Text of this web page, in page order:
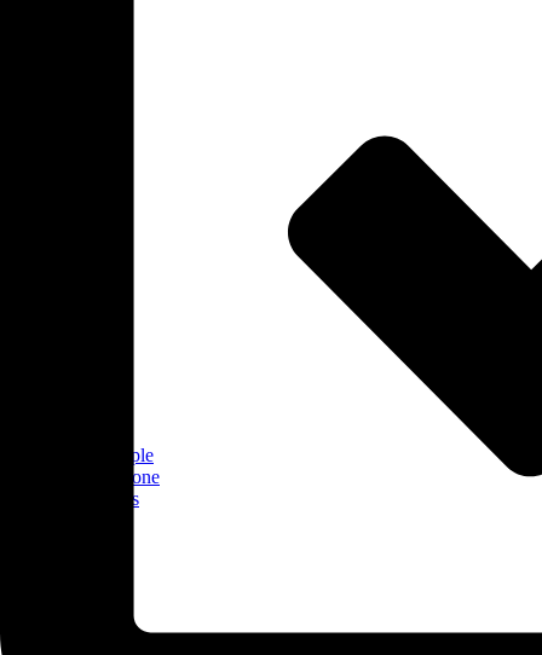
Apple
iPhone
Tips